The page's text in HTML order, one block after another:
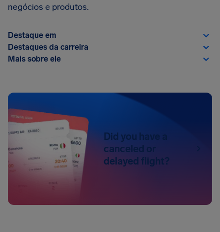
negócios e produtos.
Destaque em
Destaques da carreira
Mais sobre ele
Did you have a
canceled or
delayed flight?